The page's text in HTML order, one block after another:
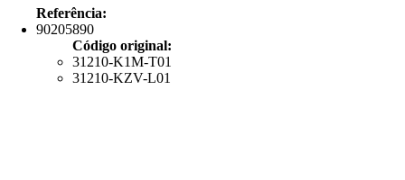
Referência:
90205890
Código original:
31210-K1M-T01
31210-KZV-L01